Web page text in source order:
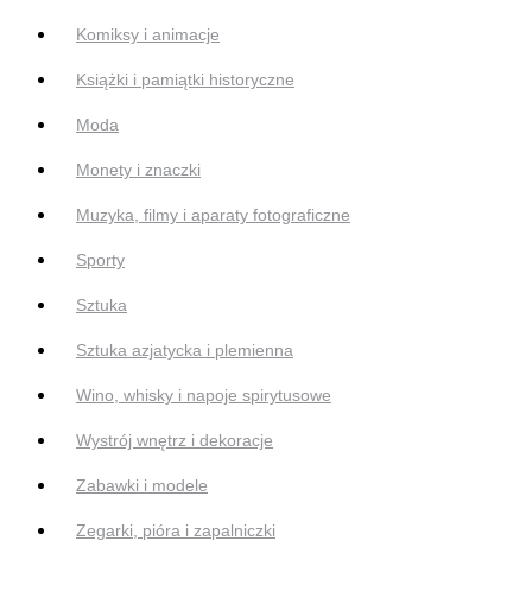
Komiksy i animacje
Książki i pamiątki historyczne
Moda
Monety i znaczki
Muzyka, filmy i aparaty fotograficzne
Sporty
Sztuka
Sztuka azjatycka i plemienna
Wino, whisky i napoje spirytusowe
Wystrój wnętrz i dekoracje
Zabawki i modele
Zegarki, pióra i zapalniczki